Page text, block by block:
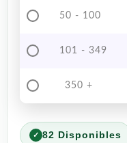
50 - 100
101 - 349
350 +
82 Disponibles